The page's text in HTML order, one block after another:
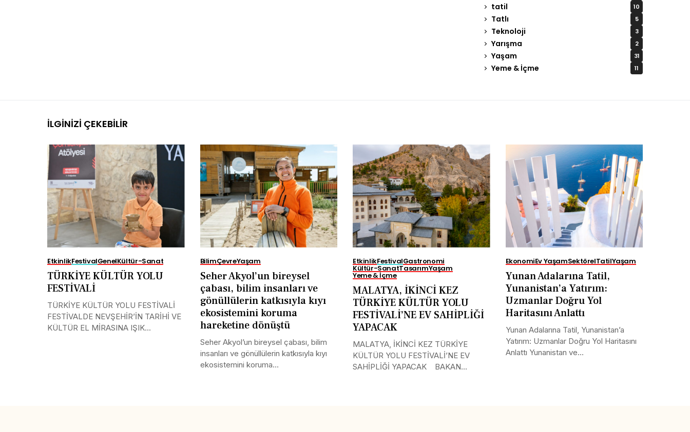
tatil 10
Tatlı 5
Teknoloji 3
Yarışma 2
Yaşam 31
Yeme & İçme 11
İLGINIZI ÇEKEBILIR
EtkinlikFestivalGenelKültür-Sanat
TÜRKİYE KÜLTÜR YOLU
FESTİVALİ
TÜRKİYE KÜLTÜR YOLU FESTİVALİ
FESTİVALDE NEVŞEHİR’İN TARİHİ VE
KÜLTÜR EL MİRASINA IŞIK...
BilimÇevreYaşam
Seher Akyol’un bireysel
çabası, bilim insanları ve
gönüllülerin katkısıyla kıyı
ekosistemini koruma
hareketine dönüştü
Seher Akyol’un bireysel çabası, bilim
insanları ve gönüllülerin katkısıyla kıyı
ekosistemini koruma...
EtkinlikFestivalGastronomi
Kültür-SanatTasarımYaşam
Yeme & İçme
MALATYA, İKİNCİ KEZ
TÜRKİYE KÜLTÜR YOLU
FESTİVALİ’NE EV SAHİPLİĞİ
YAPACAK
MALATYA, İKİNCİ KEZ TÜRKİYE
KÜLTÜR YOLU FESTİVALİ’NE EV
SAHİPLİĞİ YAPACAK BAKAN...
EkonomiEv YaşamSektörelTatilYaşam
Yunan Adalarına Tatil,
Yunanistan’a Yatırım:
Uzmanlar Doğru Yol
Haritasını Anlattı
Yunan Adalarına Tatil, Yunanistan’a
Yatırım: Uzmanlar Doğru Yol Haritasını
Anlattı Yunanistan ve...